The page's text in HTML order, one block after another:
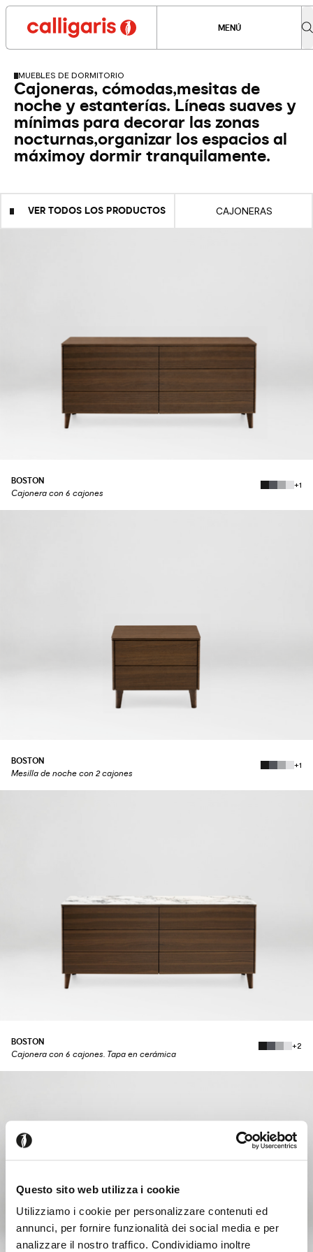
Questo sito web utilizza i cookie
Utilizziamo i cookie per personalizzare contenuti ed
annunci, per fornire funzionalità dei social media e per
analizzare il nostro traffico. Condividiamo inoltre
MENÚ
MUEBLES DE DORMITORIO
Cajoneras, cómodas,mesitas de
noche y estanterías. Líneas suaves y
mínimas para decorar las zonas
nocturnas,organizar los espacios al
máximoy dormir tranquilamente.
VER TODOS LOS PRODUCTOS CAJONERAS
BOSTON
Cajonera con 6 cajones
+1
BOSTON
Mesilla de noche con 2 cajones
+1
BOSTON
Cajonera con 6 cajones. Tapa en cerámica
+2